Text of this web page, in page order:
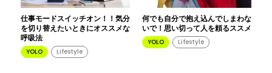
仕事モードスイッチオン！！気分
を切り替えたいときにオススメな
呼吸法
YOLO Lifestyle
何でも自分で抱え込んでしまわな
いで！思い切って人を頼るススメ
YOLO Lifestyle